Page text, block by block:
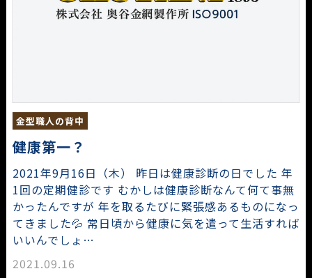
金型職人の背中
健康第一？
2021年9月16日（木） 昨日は健康診断の日でした 年
1回の定期健診です むかしは健康診断なんて何て事無
かったんですが 年を取るたびに緊張感あるものになっ
てきました💦 常日頃から健康に気を遣って生活すれば
いいんでしょ…
2021.09.16